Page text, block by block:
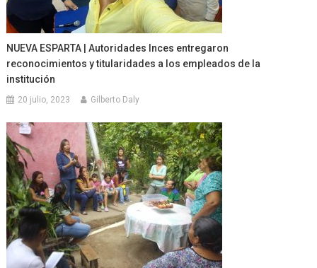
NUEVA ESPARTA | Autoridades Inces entregaron
reconocimientos y titularidades a los empleados de la
institución
20 julio, 2023 Gilberto Daly